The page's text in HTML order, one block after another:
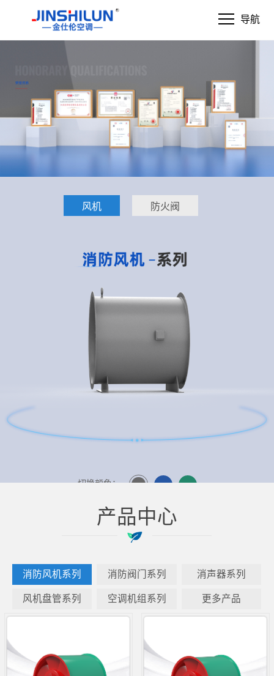
导航
风机 防火阀
切换颜色：
产品中心
消防风机系列 消防阀门系列 消声器系列
风机盘管系列 空调机组系列 更多产品